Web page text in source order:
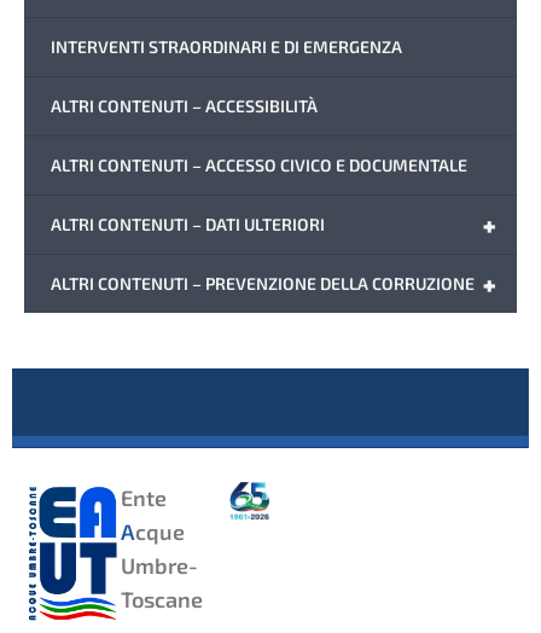
INTERVENTI STRAORDINARI E DI EMERGENZA
ALTRI CONTENUTI – ACCESSIBILITÀ
ALTRI CONTENUTI – ACCESSO CIVICO E DOCUMENTALE
+
ALTRI CONTENUTI – DATI ULTERIORI
+
ALTRI CONTENUTI – PREVENZIONE DELLA CORRUZIONE
Ente
Acque
Umbre-
Toscane